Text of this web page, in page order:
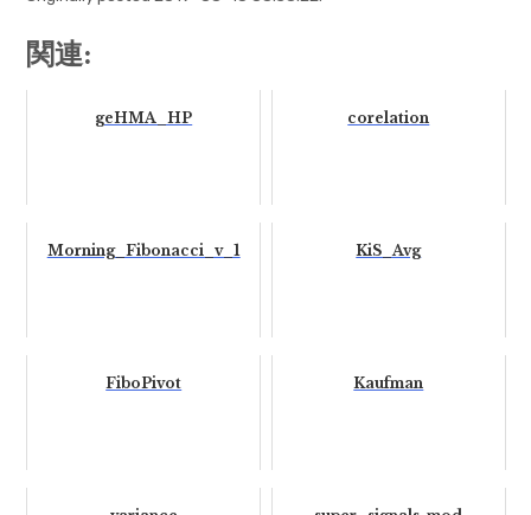
関連:
geHMA_HP corelation
Morning_Fibonacci_v_1 KiS_Avg
FiboPivot Kaufman